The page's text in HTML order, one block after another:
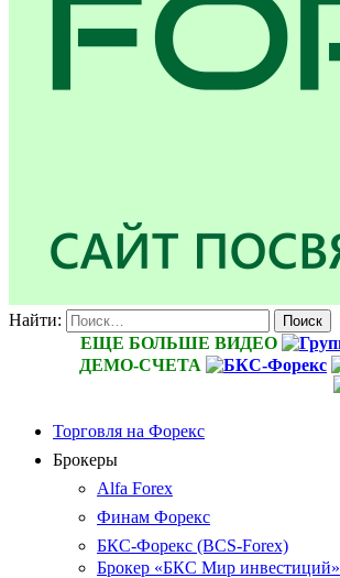
Найти:
ЕЩЕ БОЛЬШЕ ВИДЕО
ДЕМО-СЧЕТА
Торговля на Форекс
Брокеры
Alfa Forex
Финам Форекс
БКС-Форекс (BCS-Forex)
Брокер «БКС Мир инвестиций»